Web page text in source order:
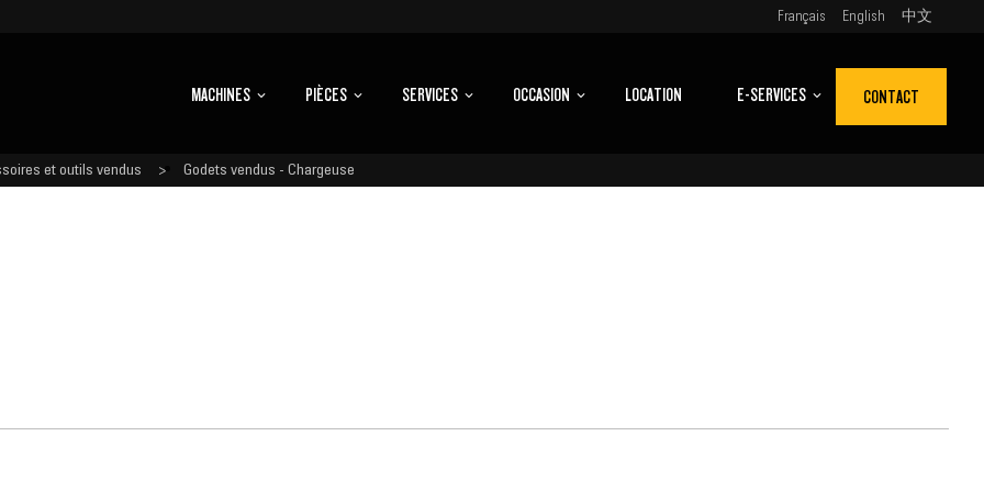
Français English 中文
MACHINES PIÈCES SERVICES OCCASION LOCATION E-SERVICES CONTACT
et outils vendus Godets vendus - Chargeuse